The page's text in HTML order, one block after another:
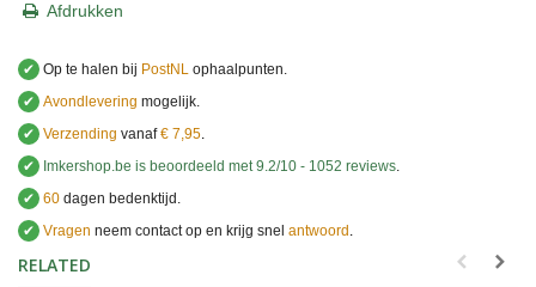
Afdrukken
✔ Op te halen bij PostNL ophaalpunten.
✔ Avondlevering mogelijk.
✔ Verzending vanaf€ 7,95.
✔
Imkershop.be is beoordeeld met9.2/10 - 1052 reviews.
✔ 60 dagen bedenktijd.
✔ Vragen neem contact op en krijg snel antwoord .
RELATED